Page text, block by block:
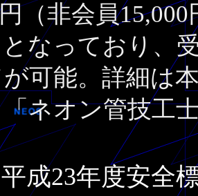
（非会員
となっており、
が可能。詳細は
「ネオン管技工
成23年度安